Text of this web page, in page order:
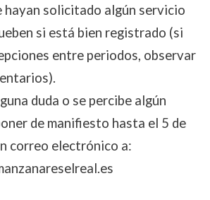
hayan solicitado algún servicio
si está bien registrado (si
entre periodos, observar
duda o se percibe algún
de manifiesto hasta el 5 de
correo electrónico a: